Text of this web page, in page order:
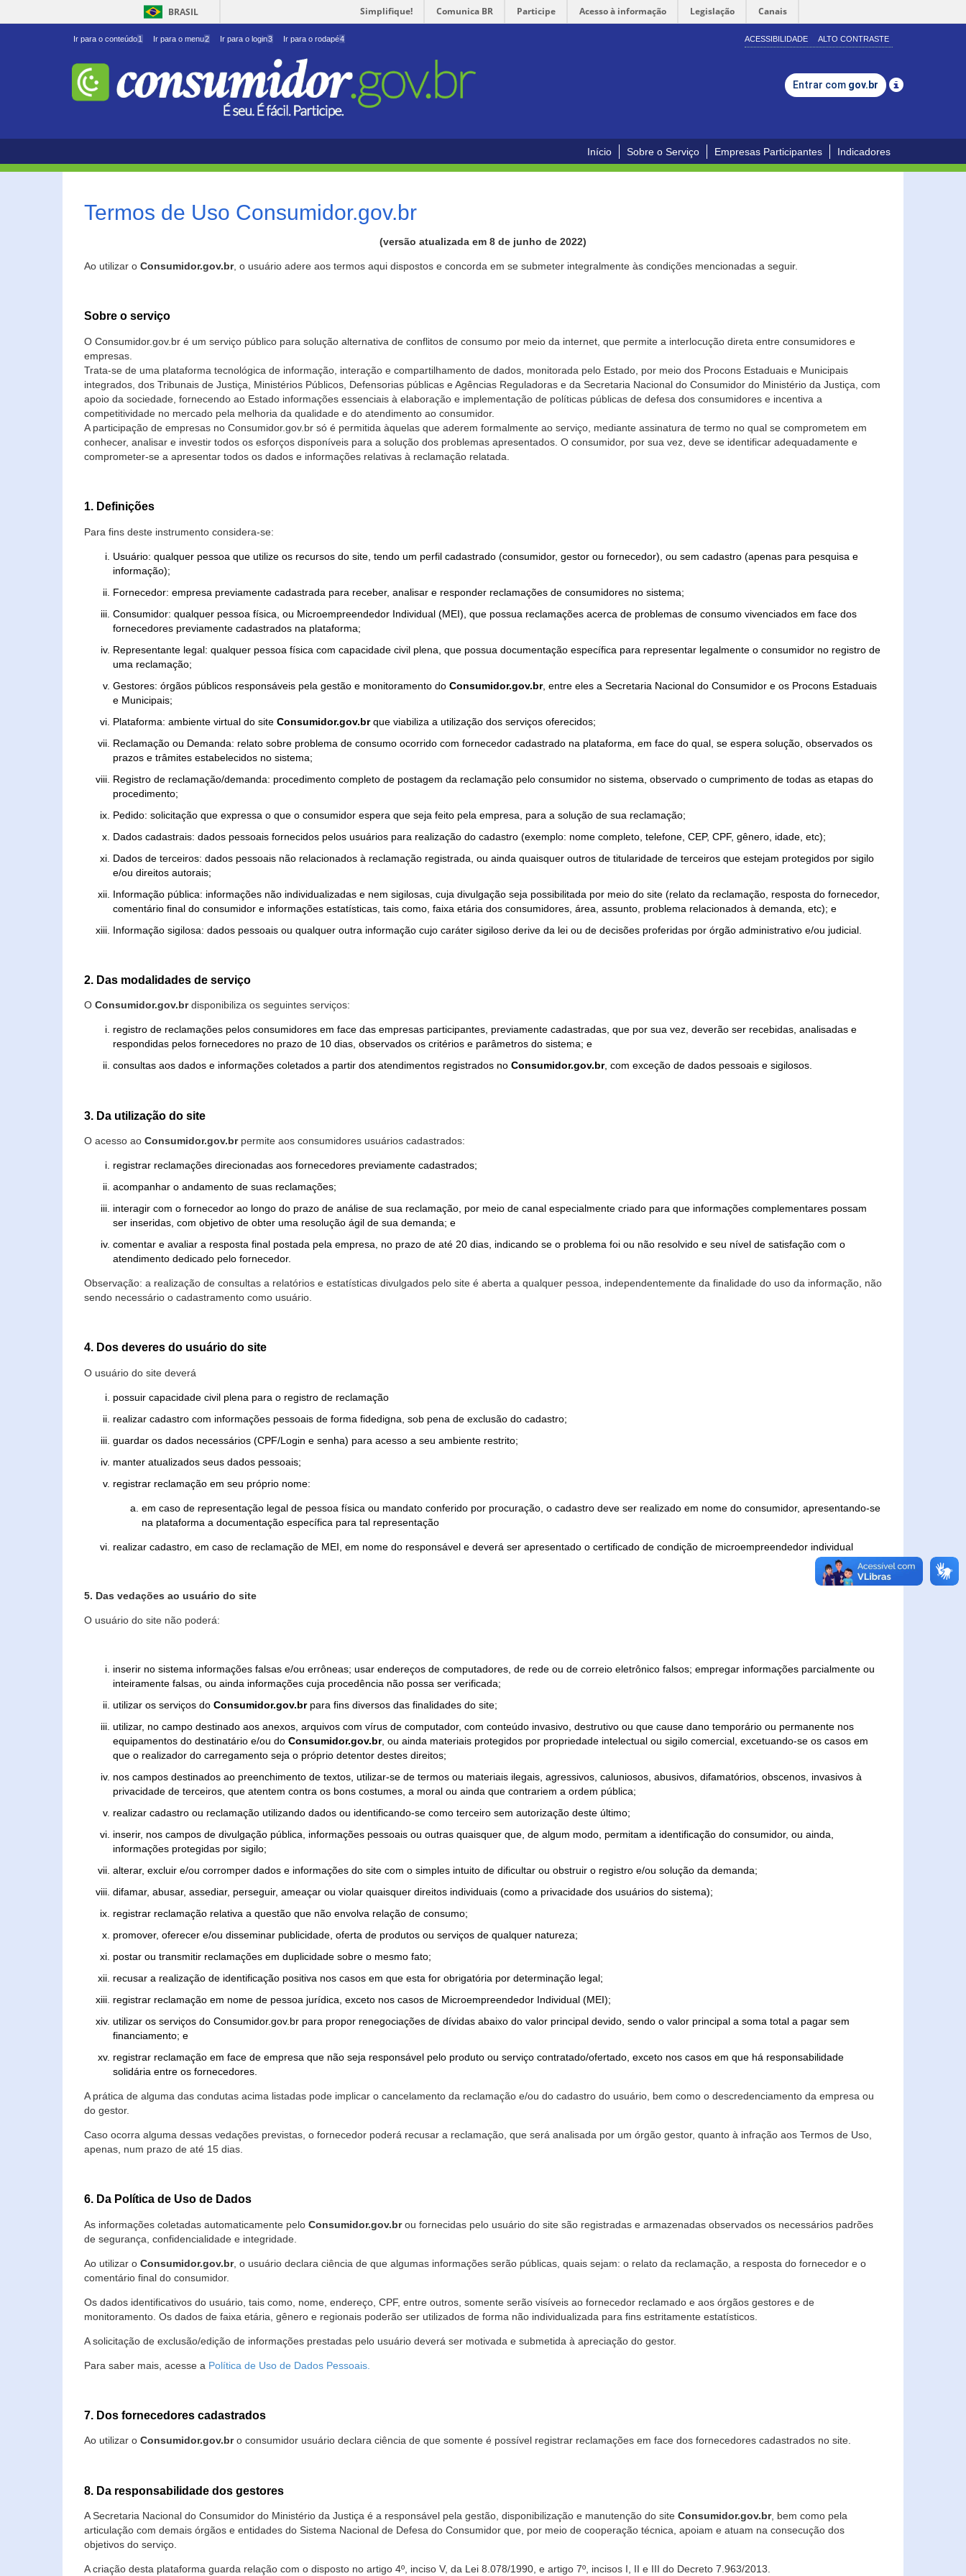
BRASIL Simplifique! Comunica BR Participe Acesso à informação Legislação Canais
Ir para o conteúdo1 Ir para o menu2 Ir para o login3 Ir para o rodapé4 ACESSIBILIDADE ALTO CONTRASTE
Entrar com gov.br
Início Sobre o Serviço Empresas Participantes Indicadores
Termos de Uso Consumidor.gov.br
(versão atualizada em 8 de junho de 2022)
Ao utilizar o Consumidor.gov.br, o usuário adere aos termos aqui dispostos e concorda em se submeter integralmente às condições mencionadas a seguir.
Sobre o serviço
O Consumidor.gov.br é um serviço público para solução alternativa de conflitos de consumo por meio da internet, que permite a interlocução direta entre consumidores e
empresas.
Trata-se de uma plataforma tecnológica de informação, interação e compartilhamento de dados, monitorada pelo Estado, por meio dos Procons Estaduais e Municipais
integrados, dos Tribunais de Justiça, Ministérios Públicos, Defensorias públicas e Agências Reguladoras e da Secretaria Nacional do Consumidor do Ministério da Justiça, com
apoio da sociedade, fornecendo ao Estado informações essenciais à elaboração e implementação de políticas públicas de defesa dos consumidores e incentiva a
competitividade no mercado pela melhoria da qualidade e do atendimento ao consumidor.
A participação de empresas no Consumidor.gov.br só é permitida àquelas que aderem formalmente ao serviço, mediante assinatura de termo no qual se comprometem em
conhecer, analisar e investir todos os esforços disponíveis para a solução dos problemas apresentados. O consumidor, por sua vez, deve se identificar adequadamente e
comprometer-se a apresentar todos os dados e informações relativas à reclamação relatada.
1. Definições
Para fins deste instrumento considera-se:
Usuário: qualquer pessoa que utilize os recursos do site, tendo um perfil cadastrado (consumidor, gestor ou fornecedor), ou sem cadastro (apenas para pesquisa e
informação);
Fornecedor: empresa previamente cadastrada para receber, analisar e responder reclamações de consumidores no sistema;
Consumidor: qualquer pessoa física, ou Microempreendedor Individual (MEI), que possua reclamações acerca de problemas de consumo vivenciados em face dos
fornecedores previamente cadastrados na plataforma;
Representante legal: qualquer pessoa física com capacidade civil plena, que possua documentação específica para representar legalmente o consumidor no registro de
uma reclamação;
Gestores: órgãos públicos responsáveis pela gestão e monitoramento do Consumidor.gov.br, entre eles a Secretaria Nacional do Consumidor e os Procons Estaduais
e Municipais;
Plataforma: ambiente virtual do site Consumidor.gov.brque viabiliza a utilização dos serviços oferecidos;
Reclamação ou Demanda: relato sobre problema de consumo ocorrido com fornecedor cadastrado na plataforma, em face do qual, se espera solução, observados os
prazos e trâmites estabelecidos no sistema;
Registro de reclamação/demanda: procedimento completo de postagem da reclamação pelo consumidor no sistema, observado o cumprimento de todas as etapas do
procedimento;
Pedido: solicitação que expressa o que o consumidor espera que seja feito pela empresa, para a solução de sua reclamação;
Dados cadastrais: dados pessoais fornecidos pelos usuários para realização do cadastro (exemplo: nome completo, telefone, CEP, CPF, gênero, idade, etc);
Dados de terceiros: dados pessoais não relacionados à reclamação registrada, ou ainda quaisquer outros de titularidade de terceiros que estejam protegidos por sigilo
e/ou direitos autorais;
Informação pública: informações não individualizadas e nem sigilosas, cuja divulgação seja possibilitada por meio do site (relato da reclamação, resposta do fornecedor,
comentário final do consumidor e informações estatísticas, tais como, faixa etária dos consumidores, área, assunto, problema relacionados à demanda, etc); e
Informação sigilosa: dados pessoais ou qualquer outra informação cujo caráter sigiloso derive da lei ou de decisões proferidas por órgão administrativo e/ou judicial.
2. Das modalidades de serviço
O Consumidor.gov.brdisponibiliza os seguintes serviços:
registro de reclamações pelos consumidores em face das empresas participantes, previamente cadastradas, que por sua vez, deverão ser recebidas, analisadas e
respondidas pelos fornecedores no prazo de 10 dias, observados os critérios e parâmetros do sistema; e
consultas aos dados e informações coletados a partir dos atendimentos registrados no Consumidor.gov.br, com exceção de dados pessoais e sigilosos.
3. Da utilização do site
O acesso ao Consumidor.gov.brpermite aos consumidores usuários cadastrados:
registrar reclamações direcionadas aos fornecedores previamente cadastrados;
acompanhar o andamento de suas reclamações;
interagir com o fornecedor ao longo do prazo de análise de sua reclamação, por meio de canal especialmente criado para que informações complementares possam
ser inseridas, com objetivo de obter uma resolução ágil de sua demanda; e
comentar e avaliar a resposta final postada pela empresa, no prazo de até 20 dias, indicando se o problema foi ou não resolvido e seu nível de satisfação com o
atendimento dedicado pelo fornecedor.
Observação: a realização de consultas a relatórios e estatísticas divulgados pelo site é aberta a qualquer pessoa, independentemente da finalidade do uso da informação, não
sendo necessário o cadastramento como usuário.
4. Dos deveres do usuário do site
O usuário do site deverá
possuir capacidade civil plena para o registro de reclamação
realizar cadastro com informações pessoais de forma fidedigna, sob pena de exclusão do cadastro;
guardar os dados necessários (CPF/Login e senha) para acesso a seu ambiente restrito;
manter atualizados seus dados pessoais;
registrar reclamação em seu próprio nome:
em caso de representação legal de pessoa física ou mandato conferido por procuração, o cadastro deve ser realizado em nome do consumidor, apresentando-se
na plataforma a documentação específica para tal representação
realizar cadastro, em caso de reclamação de MEI, em nome do responsável e deverá ser apresentado o certificado de condição de microempreendedor individual
5. Das vedações ao usuário do site
O usuário do site não poderá:
inserir no sistema informações falsas e/ou errôneas; usar endereços de computadores, de rede ou de correio eletrônico falsos; empregar informações parcialmente ou
inteiramente falsas, ou ainda informações cuja procedência não possa ser verificada;
utilizar os serviços do Consumidor.gov.brpara fins diversos das finalidades do site;
utilizar, no campo destinado aos anexos, arquivos com vírus de computador, com conteúdo invasivo, destrutivo ou que cause dano temporário ou permanente nos
equipamentos do destinatário e/ou do Consumidor.gov.br, ou ainda materiais protegidos por propriedade intelectual ou sigilo comercial, excetuando-se os casos em
que o realizador do carregamento seja o próprio detentor destes direitos;
nos campos destinados ao preenchimento de textos, utilizar-se de termos ou materiais ilegais, agressivos, caluniosos, abusivos, difamatórios, obscenos, invasivos à
privacidade de terceiros, que atentem contra os bons costumes, a moral ou ainda que contrariem a ordem pública;
realizar cadastro ou reclamação utilizando dados ou identificando-se como terceiro sem autorização deste último;
inserir, nos campos de divulgação pública, informações pessoais ou outras quaisquer que, de algum modo, permitam a identificação do consumidor, ou ainda,
informações protegidas por sigilo;
alterar, excluir e/ou corromper dados e informações do site com o simples intuito de dificultar ou obstruir o registro e/ou solução da demanda;
difamar, abusar, assediar, perseguir, ameaçar ou violar quaisquer direitos individuais (como a privacidade dos usuários do sistema);
registrar reclamação relativa a questão que não envolva relação de consumo;
promover, oferecer e/ou disseminar publicidade, oferta de produtos ou serviços de qualquer natureza;
postar ou transmitir reclamações em duplicidade sobre o mesmo fato;
recusar a realização de identificação positiva nos casos em que esta for obrigatória por determinação legal;
registrar reclamação em nome de pessoa jurídica, exceto nos casos de Microempreendedor Individual (MEI);
utilizar os serviços do Consumidor.gov.br para propor renegociações de dívidas abaixo do valor principal devido, sendo o valor principal a soma total a pagar sem
financiamento; e
registrar reclamação em face de empresa que não seja responsável pelo produto ou serviço contratado/ofertado, exceto nos casos em que há responsabilidade
solidária entre os fornecedores.
A prática de alguma das condutas acima listadas pode implicar o cancelamento da reclamação e/ou do cadastro do usuário, bem como o descredenciamento da empresa ou
do gestor.
Caso ocorra alguma dessas vedações previstas, o fornecedor poderá recusar a reclamação, que será analisada por um órgão gestor, quanto à infração aos Termos de Uso,
apenas, num prazo de até 15 dias.
6. Da Política de Uso de Dados
As informações coletadas automaticamente pelo Consumidor.gov.brou fornecidas pelo usuário do site são registradas e armazenadas observados os necessários padrões
de segurança, confidencialidade e integridade.
Ao utilizar o Consumidor.gov.br, o usuário declara ciência de que algumas informações serão públicas, quais sejam: o relato da reclamação, a resposta do fornecedor e o
comentário final do consumidor.
Os dados identificativos do usuário, tais como, nome, endereço, CPF, entre outros, somente serão visíveis ao fornecedor reclamado e aos órgãos gestores e de
monitoramento. Os dados de faixa etária, gênero e regionais poderão ser utilizados de forma não individualizada para fins estritamente estatísticos.
A solicitação de exclusão/edição de informações prestadas pelo usuário deverá ser motivada e submetida à apreciação do gestor.
Para saber mais, acesse a Política de Uso de Dados Pessoais.
7. Dos fornecedores cadastrados
Ao utilizar o Consumidor.gov.bro consumidor usuário declara ciência de que somente é possível registrar reclamações em face dos fornecedores cadastrados no site.
8. Da responsabilidade dos gestores
A Secretaria Nacional do Consumidor do Ministério da Justiça é a responsável pela gestão, disponibilização e manutenção do site Consumidor.gov.br, bem como pela
articulação com demais órgãos e entidades do Sistema Nacional de Defesa do Consumidor que, por meio de cooperação técnica, apoiam e atuam na consecução dos
objetivos do serviço.
A criação desta plataforma guarda relação com o disposto no artigo 4º, inciso V, da Lei 8.078/1990, e artigo 7º, incisos I, II e III do Decreto 7.963/2013.